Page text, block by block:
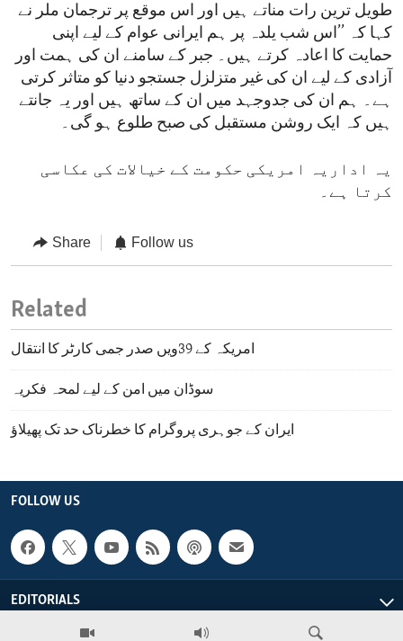
طویل ترین رات مناتے ہیں اور اس موقع پر ترجمان ملر نے
کہا کہ ’’اس شب یلدہ پر ہم ایرانی عوام کے لیے اپنی
حمایت کا اعادہ کرتے ہیں۔ جبر کے سامنے ان کی ہمت اور
آزادی کے لیے ان کی غیر متزلزل جستجو دنیا کو متاثر کرتی
ہے۔ ہم ان کی جدوجہد میں ان کے ساتھ ہیں اور یہ جانتے
ہیں کہ ایک روشن مستقبل کی صبح طلوع ہو گی۔
یہ اداریہ امریکی حکومت کے خیالات کی عکاسی
کرتا ہے۔
Share Follow us
Related
امریکہ کے 39ویں صدر جمی کارٹر کا انتقال
سوڈان میں امن کے لیے لمحہ فکریہ
ایران کے جوہری پروگرام کا خطرناک حد تک پھیلاؤ
FOLLOW US
EDITORIALS